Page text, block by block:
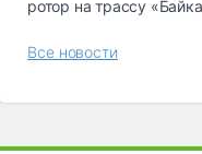
ротор на трассу
Все новости